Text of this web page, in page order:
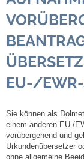
Steuern
Ortsrecht
Haushalt 2026
Trinkwasser -
EU-/EWR-
Sie können als
einem anderen EU-/
vorübergehend und
Urkundenübersetzer
ohne allgemeine